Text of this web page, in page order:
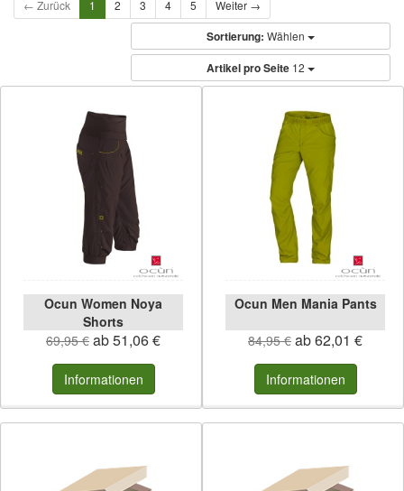
← Zurück 1 2 3 4 5 Weiter →
Sortierung: Wählen
Artikel pro Seite 12
Ocun Women Noya
Shorts
69,95 € ab 51,06 €
Informationen
Ocun Men Mania Pants
84,95 € ab 62,01 €
Informationen